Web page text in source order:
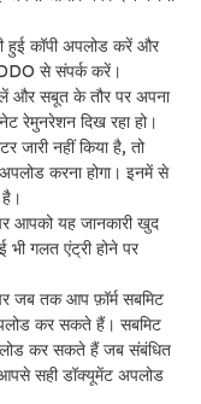
हुई कॉपी अपलोड करें और
से संपर्क करें।
और सबूत के तौर पर अपना
रेमुनरेशन दिख रहा हो।
जारी नहीं किया है, तो
करना होगा। इनमें से
आपको यह जानकारी खुद
गलत एंट्री होने पर
जब तक आप फ़ॉर्म सबमिट
कर सकते हैं। सबमिट
कर सकते हैं जब संबंधित
सही डॉक्यूमेंट अपलोड